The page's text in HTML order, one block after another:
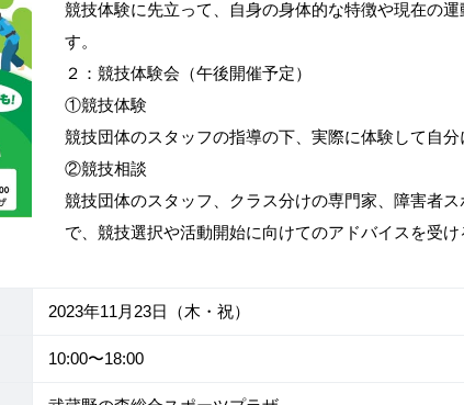
競技体験に先立って、自身の身体的な特徴や現在の
す。
２：競技体験会（午後開催予定）
①競技体験
競技団体のスタッフの指導の下、実際に体験して自分
②競技相談
競技団体のスタッフ、クラス分けの専門家、障害者
で、競技選択や活動開始に向けてのアドバイスを受け
2023年11月23日（木・祝）
10:00〜18:00